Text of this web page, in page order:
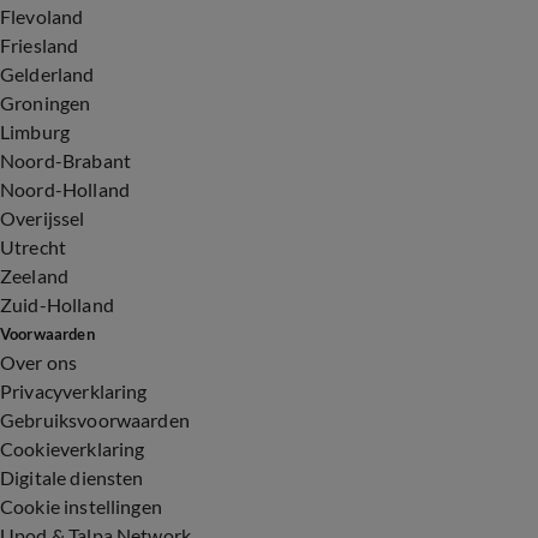
Flevoland
Friesland
Gelderland
Groningen
Limburg
Noord-Brabant
Noord-Holland
Overijssel
Utrecht
Zeeland
Zuid-Holland
Voorwaarden
Over ons
Privacyverklaring
Gebruiksvoorwaarden
Cookieverklaring
Digitale diensten
Cookie instellingen